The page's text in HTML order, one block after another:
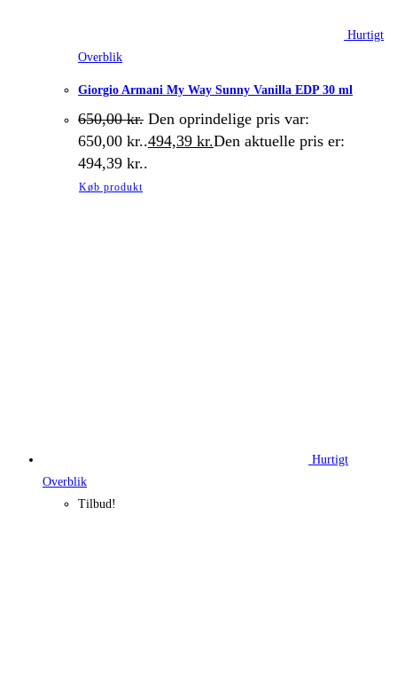
Hurtigt
Overblik
Giorgio Armani My Way Sunny Vanilla EDP 30 ml
650,00kr. Den oprindelige pris var:
650,00 kr..494,39 kr.Den aktuelle pris er:
494,39 kr..
Køb produkt
Hurtigt
Overblik
Tilbud!